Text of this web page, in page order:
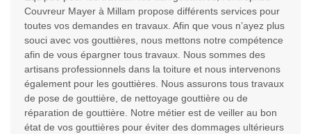
Couvreur Mayer à Millam propose différents services pour
toutes vos demandes en travaux. Afin que vous n’ayez plus
souci avec vos gouttières, nous mettons notre compétence
afin de vous épargner tous travaux. Nous sommes des
artisans professionnels dans la toiture et nous intervenons
également pour les gouttières. Nous assurons tous travaux
de pose de gouttière, de nettoyage gouttière ou de
réparation de gouttière. Notre métier est de veiller au bon
état de vos gouttières pour éviter des dommages ultérieurs